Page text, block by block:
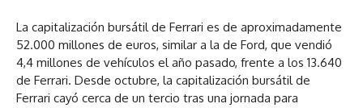
La capitalización bursátil de Ferrari es de aproximadamente
52.000 millones de euros, similar a la de Ford, que vendió
4,4 millones de vehículos el año pasado, frente a los 13.640
de Ferrari. Desde octubre, la capitalización bursátil de
Ferrari cayó cerca de un tercio tras una jornada para